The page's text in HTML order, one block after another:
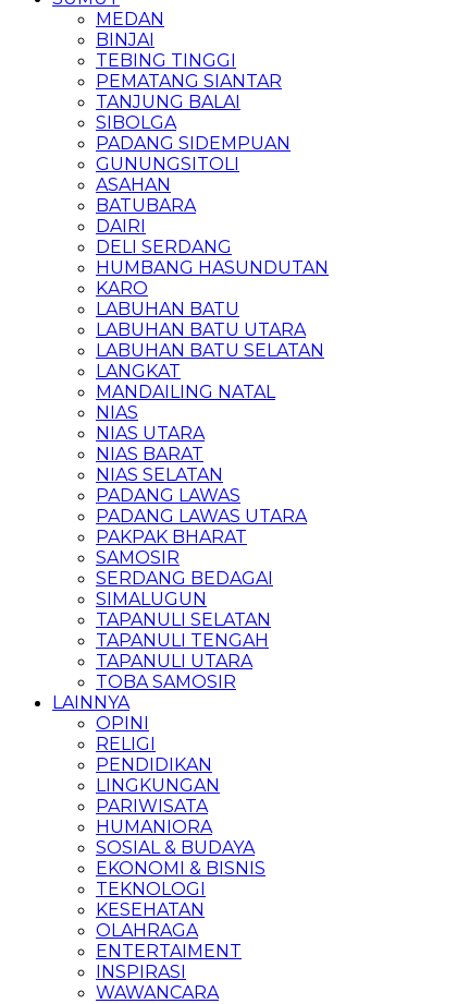
MEDAN
BINJAI
TEBING TINGGI
PEMATANG SIANTAR
TANJUNG BALAI
SIBOLGA
PADANG SIDEMPUAN
GUNUNGSITOLI
ASAHAN
BATUBARA
DAIRI
DELI SERDANG
HUMBANG HASUNDUTAN
KARO
LABUHAN BATU
LABUHAN BATU UTARA
LABUHAN BATU SELATAN
LANGKAT
MANDAILING NATAL
NIAS
NIAS UTARA
NIAS BARAT
NIAS SELATAN
PADANG LAWAS
PADANG LAWAS UTARA
PAKPAK BHARAT
SAMOSIR
SERDANG BEDAGAI
SIMALUGUN
TAPANULI SELATAN
TAPANULI TENGAH
TAPANULI UTARA
TOBA SAMOSIR
LAINNYA
OPINI
RELIGI
PENDIDIKAN
LINGKUNGAN
PARIWISATA
HUMANIORA
SOSIAL & BUDAYA
EKONOMI & BISNIS
TEKNOLOGI
KESEHATAN
OLAHRAGA
ENTERTAIMENT
INSPIRASI
WAWANCARA